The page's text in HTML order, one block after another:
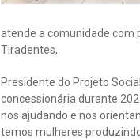
atende a comunidade com
Tiradentes,
Presidente do Projeto
concessionária durante
nos ajudando e nos
temos mulheres